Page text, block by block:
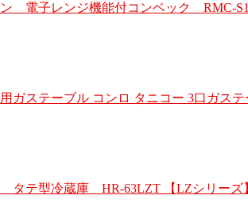
電子レンジ機能付コンベック RMC-
ステーブル コンロ タニコー 3口ガステ
テ型冷蔵庫 HR-63LZT 【LZシリーズ